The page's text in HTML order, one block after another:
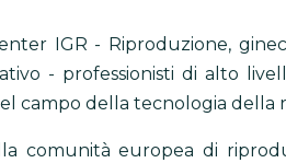
IGR - Riproduzione,
- professionisti di alto
campo della tecnologia della
comunità europea di